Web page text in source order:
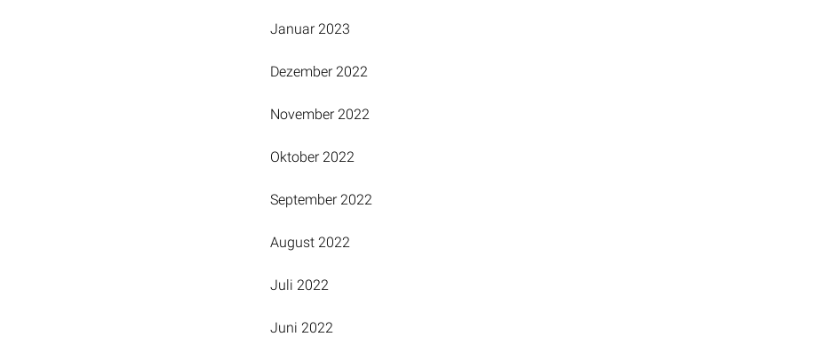
Januar 2023
Dezember 2022
November 2022
Oktober 2022
September 2022
August 2022
Juli 2022
Juni 2022